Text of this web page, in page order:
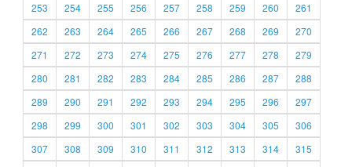
253
254 255 256 257 258 259 260
261
262
263 264 265 266 267 268 269
270
271
272 273 274 275 276 277 278
279
280
281 282 283 284 285 286 287
288
289
290 291 292 293 294 295 296
297
298
299 300 301 302 303 304 305
306
307
308 309 310 311 312 313 314
315